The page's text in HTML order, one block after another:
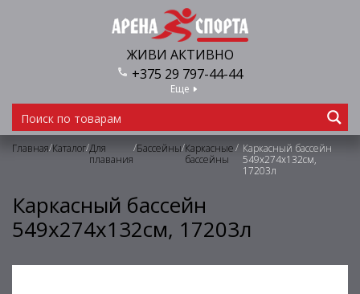
ЖИВИ АКТИВНО
+375 29 797-44-44
Еще
Главная/Каталог/Для
плавания
/Бассейны/Каркасные
бассейны
/ Каркасный бассейн
549х274х132см,
17203л
Каркасный бассейн
549х274х132см, 17203л